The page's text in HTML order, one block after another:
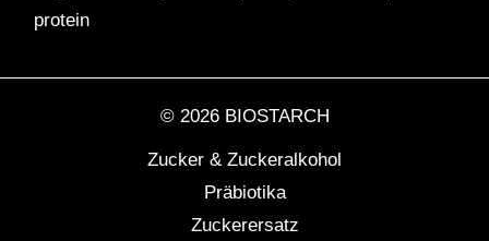
protein
© 2026 BIOSTARCH
Zucker & Zuckeralkohol
Präbiotika
Zuckerersatz